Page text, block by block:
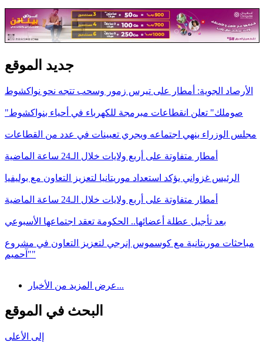
جديد الموقع
الأرصاد الجوية: أمطار على تيرس زمور وسحب تتجه نحو نواكشوط
"صوملك" تعلن انقطاعات مبرمجة للكهرباء في أحياء بنواكشوط
مجلس الوزراء ينهي اجتماعه ويجري تعيينات في عدد من القطاعات
أمطار متفاوتة على أربع ولايات خلال الـ24 ساعة الماضية
الرئيس غزواني يؤكد استعداد موريتانيا لتعزيز التعاون مع بوليفيا
أمطار متفاوتة على أربع ولايات خلال الـ24 ساعة الماضية
بعد تأجيل عطلة أعضائها.. الحكومة تعقد اجتماعها الأسبوعي
مباحثات موريتانية مع كوسموس إنرجي لتعزيز التعاون في مشروع
"آحميم"
عرض المزيد من الأخبار...
البحث في الموقع
إلى الأعلى